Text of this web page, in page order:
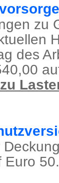
zu
des
Euro